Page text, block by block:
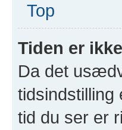
Top
Tiden er
Da det
tid du ser er